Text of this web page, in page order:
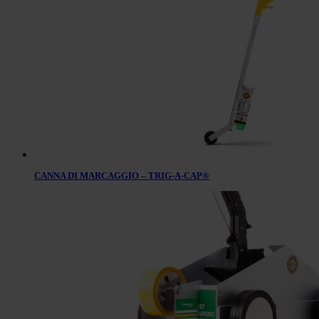
CANNA DI MARCAGGIO – TRIG-A-CAP®